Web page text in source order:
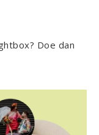
Doe dan